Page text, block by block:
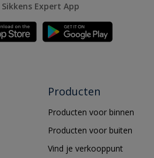
Sikkens Expert App
Producten
Producten voor binnen
Producten voor buiten
Vind je verkooppunt